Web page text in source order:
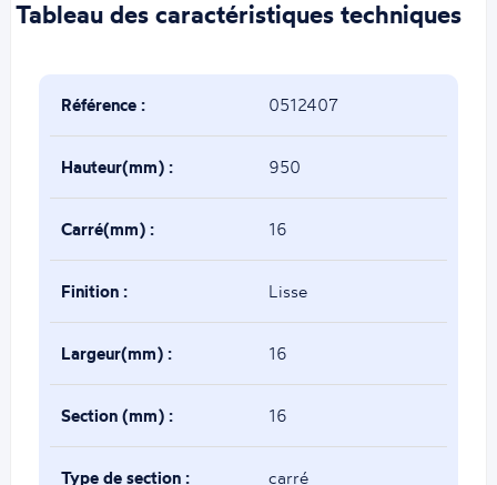
Tableau des caractéristiques techniques
Référence : 0512407
Hauteur(mm) : 950
Carré(mm) : 16
Finition : Lisse
Largeur(mm) : 16
Section (mm) : 16
Type de section : carré